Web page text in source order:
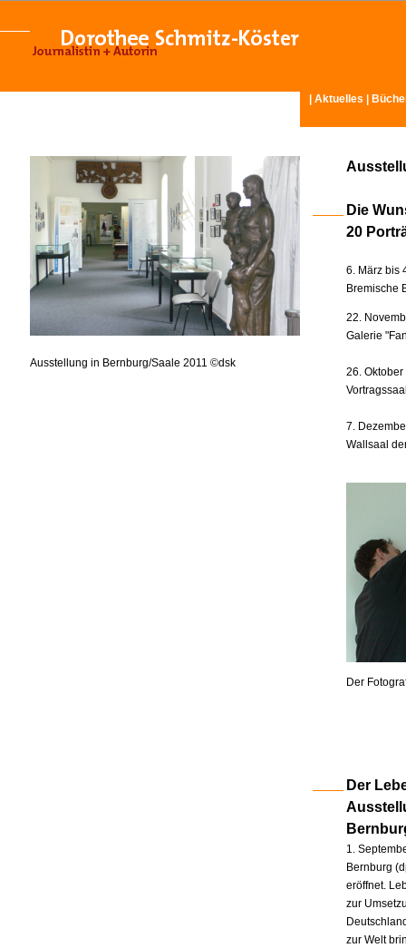
Aktuelles
Ausstellung in Bernburg/Saale 2011 ©dsk
Die
20
6. März bis
Bremische
22.
Galerie
26.
7.
Wallsaal
Der
Der
1.
Bernburg
eröffnet.
zur
zur Welt